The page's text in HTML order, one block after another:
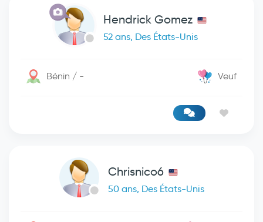
Hendrick Gomez
52 ans, Des États-Unis
Bénin / - Veuf
Chrisnico6
50 ans, Des États-Unis